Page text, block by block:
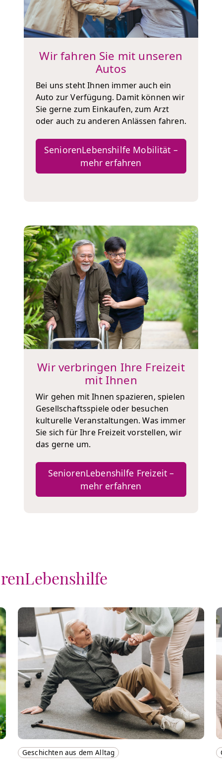
Wir fahren Sie mit unseren
Autos
Bei uns steht Ihnen immer auch ein
Auto zur Verfügung. Damit können wir
Sie gerne zum Einkaufen, zum Arzt
oder auch zu anderen Anlässen fahren.
SeniorenLebenshilfe Mobilität –
mehr erfahren
Wir verbringen Ihre Freizeit
mit Ihnen
Wir gehen mit Ihnen spazieren, spielen
Gesellschaftsspiele oder besuchen
kulturelle Veranstaltungen. Was immer
Sie sich für Ihre Freizeit vorstellen, wir
das gerne um.
SeniorenLebenshilfe Freizeit –
mehr erfahren
Geschichten aus dem Alltag